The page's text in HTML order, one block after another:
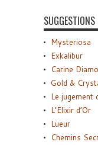
SUGGESTIONS
Mysteriosa
Exkalibur
Carine
Gold &
Le jugement
L’Elixir d’Or
Lueur
Chemins